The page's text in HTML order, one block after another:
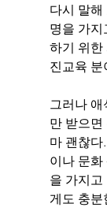
다시 말
명을 가지
하기 위한
진교육 분
그러나
만 받으
마 괜찮다
이나 문
을 가지
게도 충분